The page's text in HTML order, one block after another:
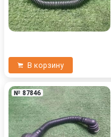
В корзину
№ 87846